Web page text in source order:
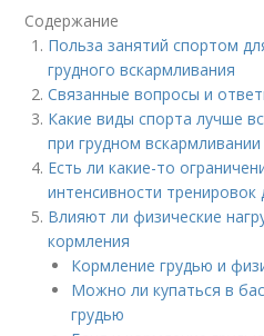
Содержание
Польза занятий спортом
грудного вскармливания
Связанные вопросы и
Какие виды спорта лучше
при грудном вскармливании
Есть ли какие-то
интенсивности
Влияют ли физические
кормления
Кормление грудью и
Можно ли купаться в
грудью